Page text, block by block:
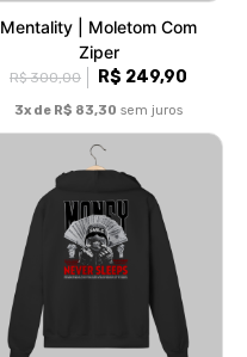
Mentality | Moletom Com
Ziper
R$ 300,00 R$ 249,90
3x de R$ 83,30 sem juros